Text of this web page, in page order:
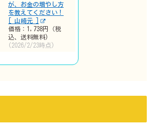
が、お金の増やし方
を教えてください！
[ 山崎元 ]
価格：1,738円（税
込、送料無料)
(2026/2/23時点)